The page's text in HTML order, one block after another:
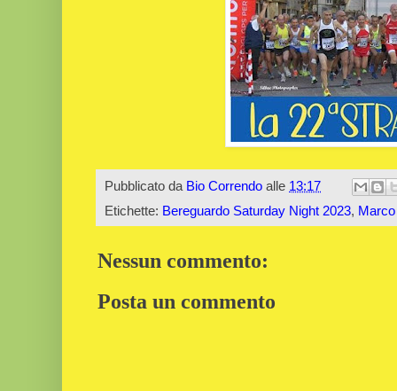
Pubblicato da Bio Correndo alle 13:17
Etichette: Bereguardo Saturday Night 2023,
Nessun commento:
Posta un commento